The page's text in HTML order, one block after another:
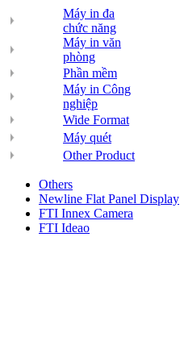
Máy in đa
chức năng
Máy in văn
phòng
Phần mềm
Máy in Công
nghiệp
Wide Format
Máy quét
Other Product
Others
Newline Flat Panel Display
FTI Innex Camera
FTI Ideao